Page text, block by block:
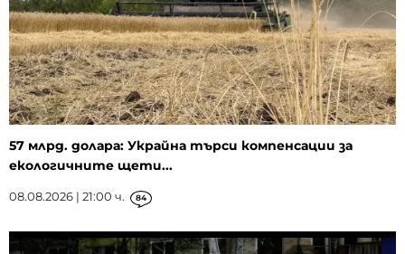
57 млрд. долара: Украйна търси компенсации за
екологичните щети...
08.08.2026 | 21:00 ч. 84